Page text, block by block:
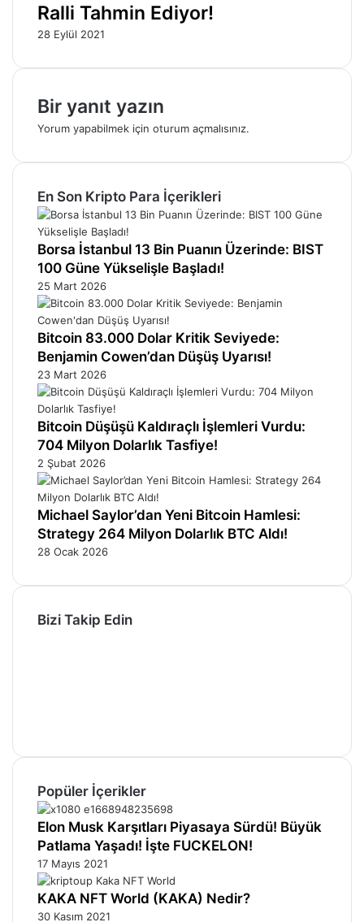
Ralli Tahmin Ediyor!
28 Eylül 2021
Bir yanıt yazın
Yorum yapabilmek için oturum açmalısınız.
En Son Kripto Para İçerikleri
Borsa İstanbul 13 Bin Puanın Üzerinde: BIST
100 Güne Yükselişle Başladı!
25 Mart 2026
Bitcoin 83.000 Dolar Kritik Seviyede:
Benjamin Cowen’dan Düşüş Uyarısı!
23 Mart 2026
Bitcoin Düşüşü Kaldıraçlı İşlemleri Vurdu:
704 Milyon Dolarlık Tasfiye!
2 Şubat 2026
Michael Saylor’dan Yeni Bitcoin Hamlesi:
Strategy 264 Milyon Dolarlık BTC Aldı!
28 Ocak 2026
Bizi Takip Edin
Popüler İçerikler
Elon Musk Karşıtları Piyasaya Sürdü! Büyük
Patlama Yaşadı! İşte FUCKELON!
17 Mayıs 2021
KAKA NFT World (KAKA) Nedir?
30 Kasım 2021